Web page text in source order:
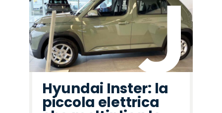
Hyundai Inster: la
piccola elettrica